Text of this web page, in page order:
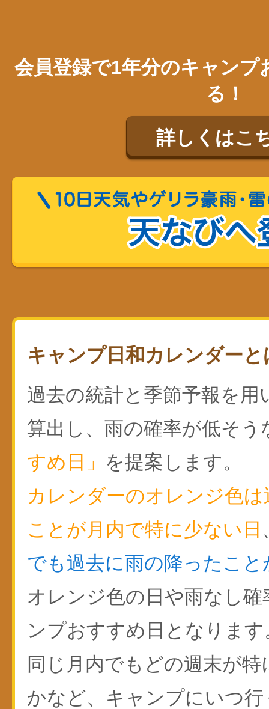
会員登録で1年分のキャンプ
る！
詳しくはこ
キャンプ日和カレンダーと
過去の統計と季節予報を用
算出し、雨の確率が低そう
すめ日」
を提案します。
カレンダーのオレンジ色
ことが月内で特に少ない日
でも過去に雨の降ったこと
オレンジ色の日や雨なし
ンプおすすめ日となります
同じ月内でもどの週末が
かなど、キャンプにいつ